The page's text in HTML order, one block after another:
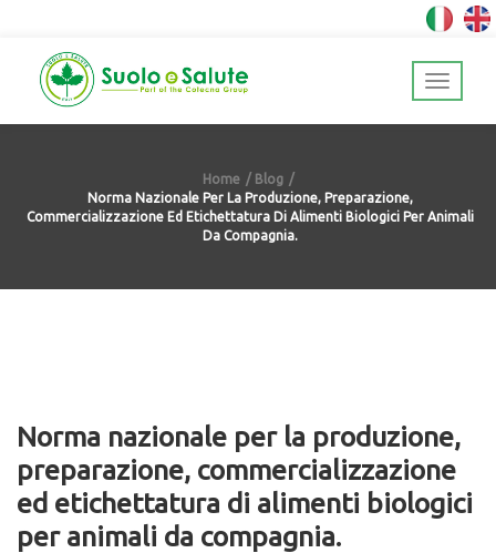
Home
Blog
Norma Nazionale Per La Produzione, Preparazione,
Commercializzazione Ed Etichettatura Di Alimenti Biologici Per Animali
Da Compagnia.
Norma nazionale per la produzione,
preparazione, commercializzazione
ed etichettatura di alimenti biologici
per animali da compagnia.